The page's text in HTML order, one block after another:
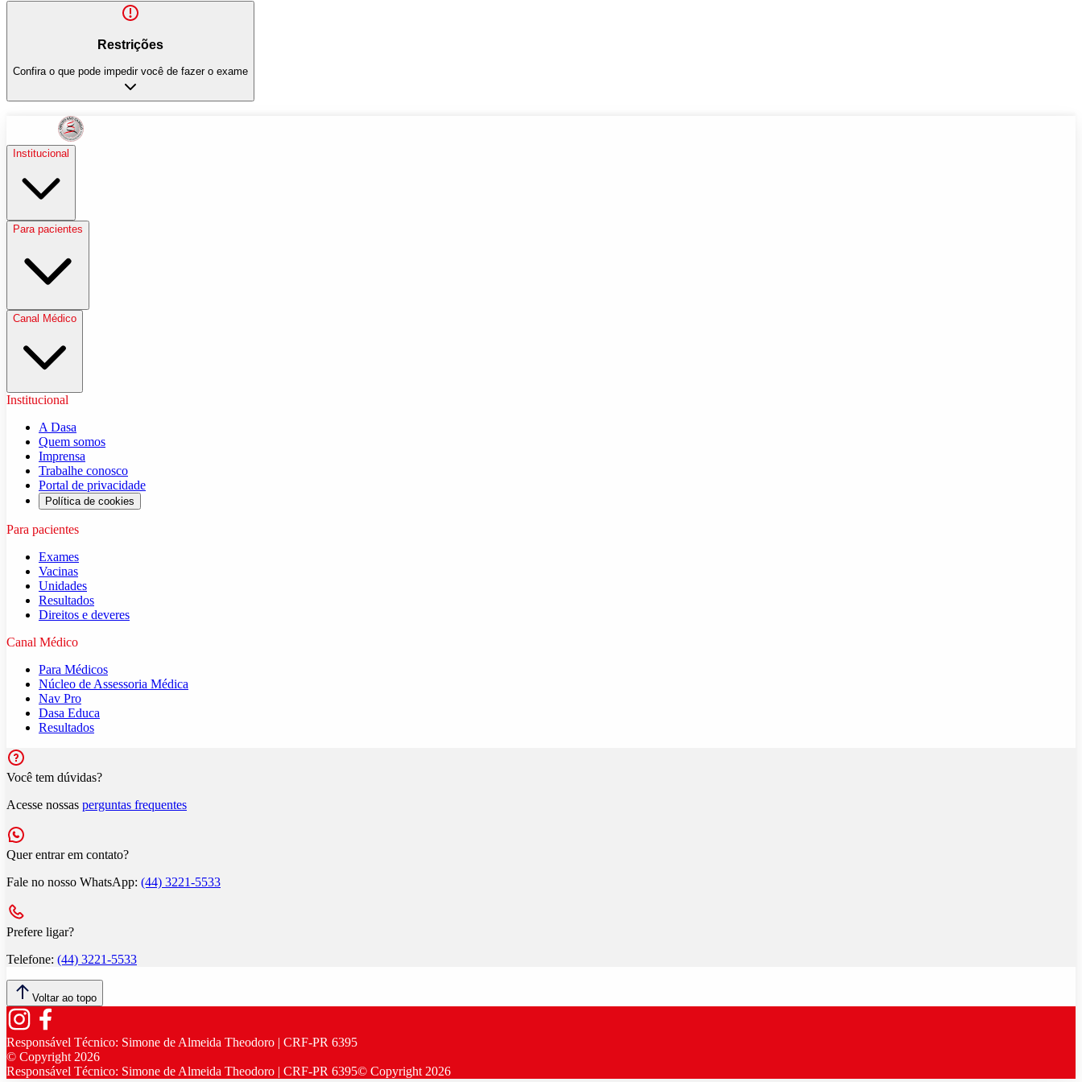
Restrições
Confira o que pode impedir você de fazer o exame
Institucional
Para pacientes
Canal Médico
Institucional
A Dasa
Quem somos
Imprensa
Trabalhe conosco
Portal de privacidade
Política de cookies
Para pacientes
Exames
Vacinas
Unidades
Resultados
Direitos e deveres
Canal Médico
Para Médicos
Núcleo de Assessoria Médica
Nav Pro
Dasa Educa
Resultados
Você tem dúvidas?
Acesse nossas perguntas frequentes
Quer entrar em contato?
Fale no nosso WhatsApp: (44) 3221-5533
Prefere ligar?
Telefone: (44) 3221-5533
Voltar ao topo
Responsável Técnico: Simone de Almeida Theodoro | CRF-PR 6395
© Copyright 2026
Responsável Técnico: Simone de Almeida Theodoro | CRF-PR 6395© Copyright 2026